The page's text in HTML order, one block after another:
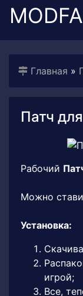
Главная »
Патч
Рабочий
Можно
Установка:
игрой;
Все,